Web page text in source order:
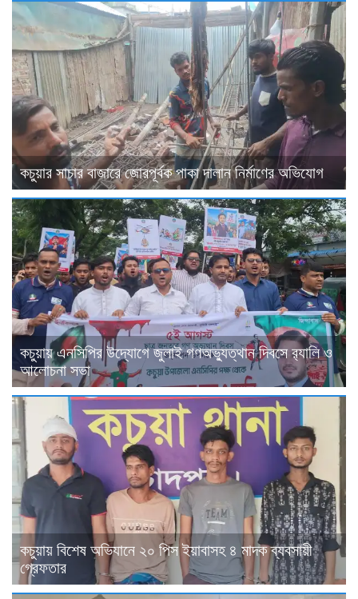
কচুয়ার সাচার বাজারে জোরপূর্বক পাকা দালান নির্মাণের অভিযোগ
কচুয়ায় এনসিপির উদ্যোগে জুলাই গণঅভ্যুত্থান দিবসে র‌্যালি ও
আলোচনা সভা
কচুয়ায় বিশেষ অভিযানে ২০ পিস ইয়াবাসহ ৪ মাদক ব্যবসায়ী
গ্রেফতার